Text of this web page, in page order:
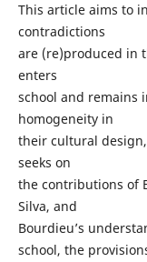
This article aims to
contradictions
are (re)produced in
enters
school and remains
homogeneity in
their cultural
seeks on
the contributions of
Silva, and
Bourdieu’s
school, the